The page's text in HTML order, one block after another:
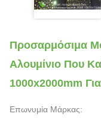
Προσαρμόσιμα
Αλουμίνιο Που
1000x2000mm
Επωνυμία Μάρκας: